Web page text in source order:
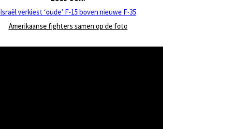
Israël verkiest ‘oude’ F-15 boven nieuwe F-35
Amerikaanse fighters samen op de foto